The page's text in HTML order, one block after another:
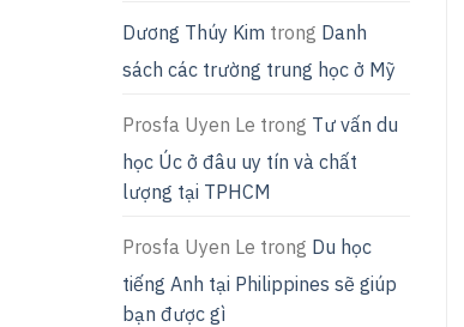
Dương Thúy Kim trong Danh
sách các trường trung học ở Mỹ
Prosfa Uyen Le trong Tư vấn du
học Úc ở đâu uy tín và chất
lượng tại TPHCM
Prosfa Uyen Le trong Du học
tiếng Anh tại Philippines sẽ giúp
bạn được gì